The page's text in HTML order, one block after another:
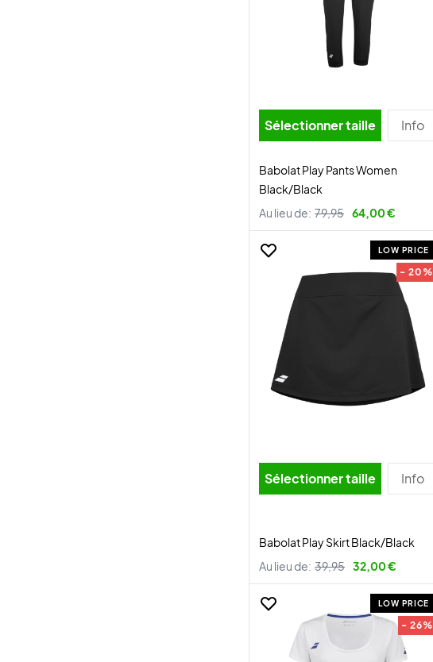
Sélectionner taille Info
Babolat Play Pants Women
Black/Black
Au lieu de: 79,95 64,00 €
LOW PRICE
- 20%
Sélectionner taille Info
Babolat Play Skirt Black/Black
Au lieu de: 39,95 32,00 €
LOW PRICE
- 26%